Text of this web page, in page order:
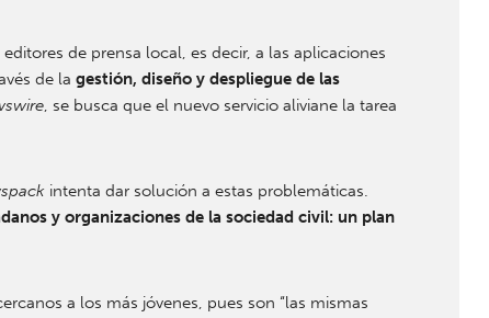
editores de prensa local, es decir, a las aplicaciones
de la gestión, diseño y despliegue de las
, se busca que el nuevo servicio aliviane la tarea
intenta dar solución a estas problemáticas.
y organizaciones de la sociedad civil: un plan
a los más jóvenes, pues son “las mismas